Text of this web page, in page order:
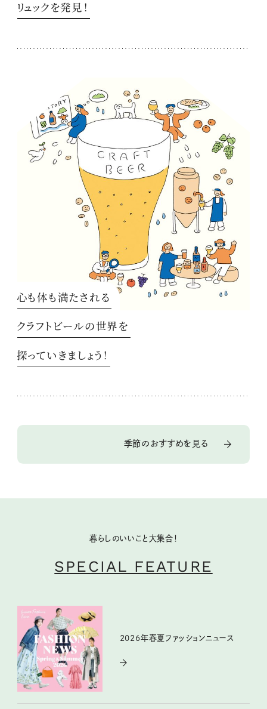
リュックを発見！
心も体も満たされる
クラフトビールの世界を
探っていきましょう！
季節のおすすめを見る
暮らしのいいこと大集合！
SPECIAL FEATURE
2026年春夏ファッションニュース